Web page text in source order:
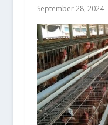
September 28, 2024